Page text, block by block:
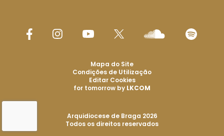
Arquidiocese de Braga 2026
Todos os direitos reservados
Mapa do Site
Condições de Utilização
Editar Cookies
for tomorrow by LKCOM